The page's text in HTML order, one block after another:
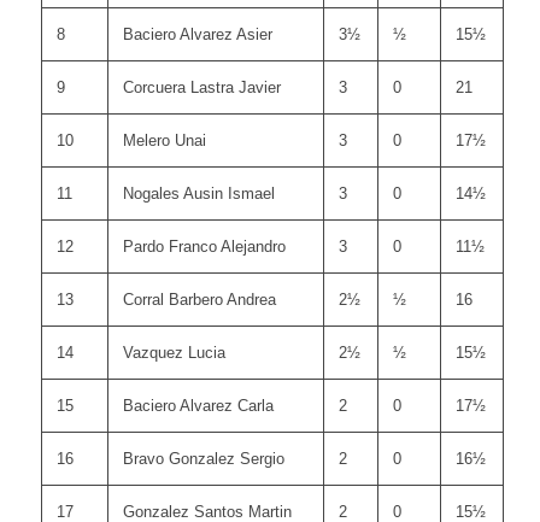
8 Baciero Alvarez Asier 3½ ½ 15½
9 Corcuera Lastra Javier 3 0 21
10 Melero Unai 3 0 17½
11 Nogales Ausin Ismael 3 0 14½
12 Pardo Franco Alejandro 3 0 11½
13 Corral Barbero Andrea 2½ ½ 16
14 Vazquez Lucia 2½ ½ 15½
15 Baciero Alvarez Carla 2 0 17½
16 Bravo Gonzalez Sergio 2 0 16½
17 Gonzalez Santos Martin 2 0 15½